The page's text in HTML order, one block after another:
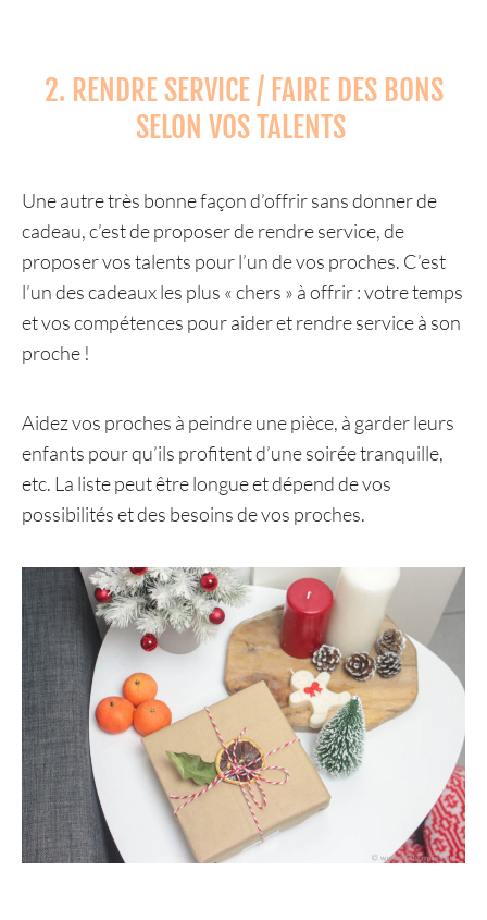
2. RENDRE SERVICE / FAIRE DES BONS
SELON VOS TALENTS
Une autre très bonne façon d’offrir sans donner de
cadeau, c’est de proposer de rendre service, de
proposer vos talents pour l’un de vos proches. C’est
l’un des cadeaux les plus « chers » à offrir : votre temps
et vos compétences pour aider et rendre service à son
proche !
Aidez vos proches à peindre une pièce, à garder leurs
enfants pour qu’ils profitent d’une soirée tranquille,
etc. La liste peut être longue et dépend de vos
possibilités et des besoins de vos proches.